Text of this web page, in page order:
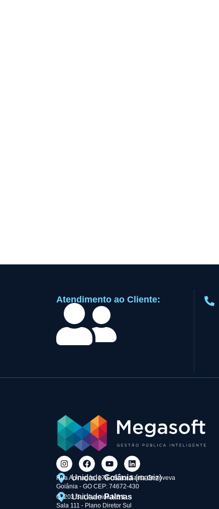
Atendimento ao Cliente:
UnidadeGoiânia(matriz)
Rua Apinagés, 174 - Setor Santa Genoveva
Goiânia - GO CEP: 74672-430
UnidadePalmas
Q. 203 Sul, Avenida NS 1
Sala 111 - Plano Diretor Sul